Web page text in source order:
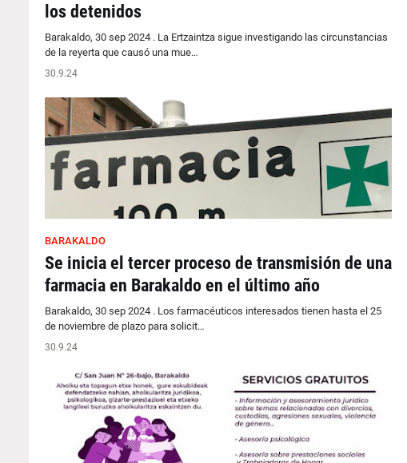
los detenidos
Barakaldo, 30 sep 2024 . La Ertzaintza sigue investigando las circunstancias
de la reyerta que causó una mue…
30.9.24
BARAKALDO
Se inicia el tercer proceso de transmisión de una
farmacia en Barakaldo en el último año
Barakaldo, 30 sep 2024 . Los farmacéuticos interesados tienen hasta el 25
de noviembre de plazo para solicit…
30.9.24